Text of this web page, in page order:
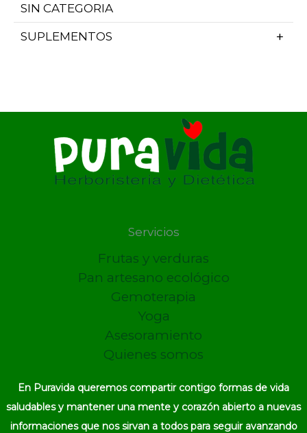
SIN CATEGORIA
SUPLEMENTOS
Servicios
Frutas y verduras
Pan artesano ecológico
Gemoterapia
Yoga
Asesoramiento
Quienes somos
En Puravida queremos compartir contigo formas de vida
saludables y mantener una mente y corazón abierto a nuevas
informaciones que nos sirvan a todos para seguir avanzando